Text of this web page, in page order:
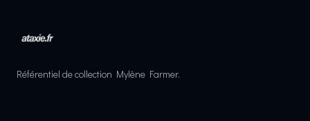
Référentiel de collection Mylène Farmer.